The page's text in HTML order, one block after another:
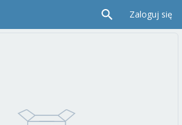
Zaloguj się